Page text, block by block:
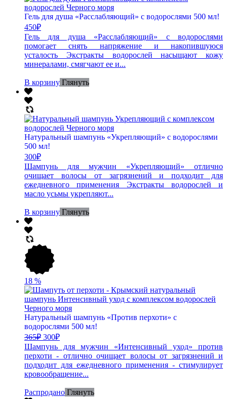
Гель для душа «Расслабляющий» с водорослями 500 мл!
450₽
Гель для душа «Расслабляющий» с водорослями
помогает снять напряжение и накопившуюся
усталость Экстракты водорослей насыщают кожу
минералами, смягчают ее и...
В корзину Глянуть
Натуральный шампунь «Укрепляющий» с водорослями
500 мл!
300₽
Шампунь для мужчин «Укрепляющий» отлично
очищает волосы от загрязнений и подходит для
ежедневного применения Экстракты водорослей и
масло усьмы укрепляют...
В корзину Глянуть
18 %
Натуральный шампунь «Против перхоти» с
водорослями 500 мл!
365₽ 300₽
Шампунь для мужчин «Интенсивный уход» против
перхоти - отлично очищает волосы от загрязнений и
подходит для ежедневного применения - стимулирует
кровообращение...
Распродано Глянуть